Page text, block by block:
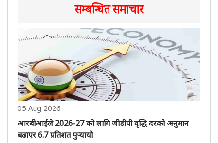
सम्बन्धित समाचार
05 Aug 2026
आरबीआईले 2026-27 को लागि जीडीपी वृद्धि दरको अनुमान
बढाएर 6.7 प्रतिशत पुऱ्यायो